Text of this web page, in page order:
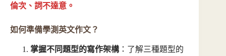
倫次、詞不達意。
如何準備學測英文作文？
掌握不同題型的寫作架構：了解三種題型的